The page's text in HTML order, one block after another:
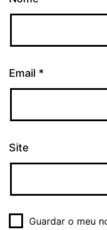
Email *
Site
Guardar o meu